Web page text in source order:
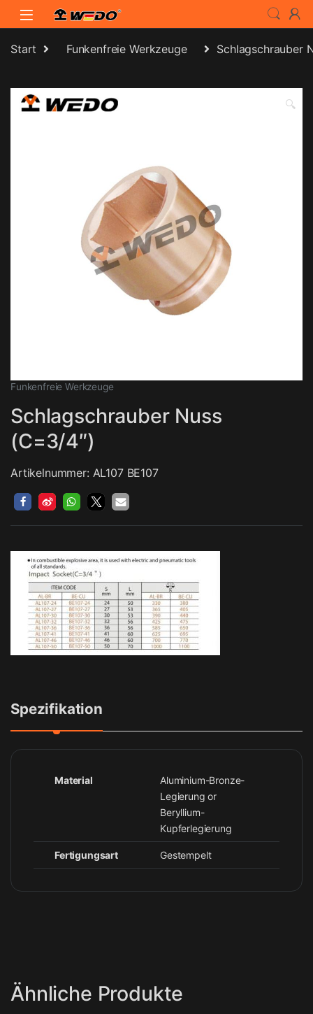
Skip to navigation
Skip to content
Start Funkenfreie Werkzeuge Schlagschrauber
🔍
Funkenfreie Werkzeuge
Schlagschrauber Nuss
(C=3/4″)
Artikelnummer: AL107 BE107
Spezifikation
Material
Aluminium-Bronze-
Legierung or
Beryllium-
Kupferlegierung
Fertigungsart Gestempelt
Ähnliche Produkte